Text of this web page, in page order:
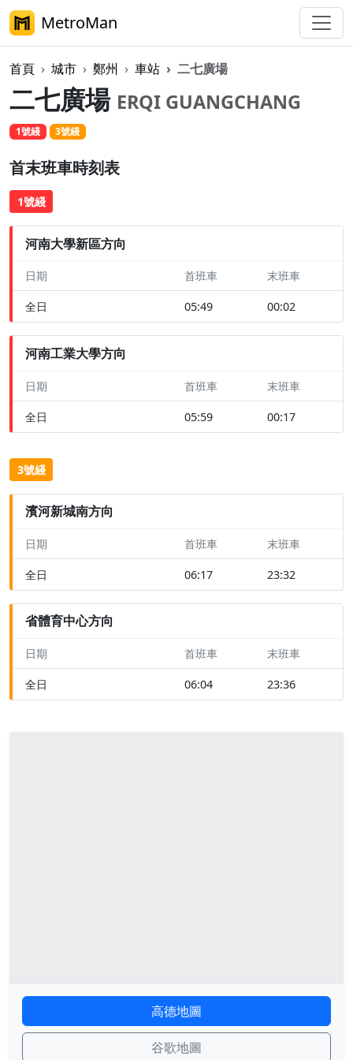
MetroMan
首頁 城市 鄭州 車站 二七廣場
二七廣場 ERQI GUANGCHANG
1號綫 3號綫
首末班車時刻表
1號綫
河南大學新區方向
日期 首班車 末班車
全日 05:49 00:02
河南工業大學方向
日期 首班車 末班車
全日 05:59 00:17
3號綫
濱河新城南方向
日期 首班車 末班車
全日 06:17 23:32
省體育中心方向
日期 首班車 末班車
全日 06:04 23:36
高德地圖
谷歌地圖